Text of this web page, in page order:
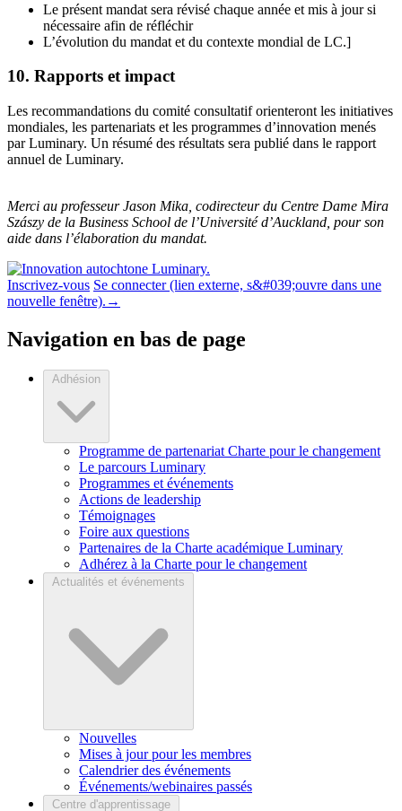
Le présent mandat sera révisé chaque année et mis à jour si
nécessaire afin de réfléchir
L’évolution du mandat et du contexte mondial de LC.]
10. Rapports et impact
Les recommandations du comité consultatif orienteront les initiatives
mondiales, les partenariats et les programmes d’innovation menés
par Luminary. Un résumé des résultats sera publié dans le rapport
annuel de Luminary.
Merci au professeur Jason Mika, codirecteur du Centre Dame Mira
Szászy de la Business School de l’Université d’Auckland, pour son
aide dans l’élaboration du mandat.
Inscrivez-vous Se connecter(lien externe, s&#039;ouvre dans une
nouvelle fenêtre). →
Navigation en bas de page
Adhésion
Programme de partenariat Charte pour le changement
Le parcours Luminary
Programmes et événements
Actions de leadership
Témoignages
Foire aux questions
Partenaires de la Charte académique Luminary
Adhérez à la Charte pour le changement
Actualités et événements
Nouvelles
Mises à jour pour les membres
Calendrier des événements
Événements/webinaires passés
Centre d'apprentissage